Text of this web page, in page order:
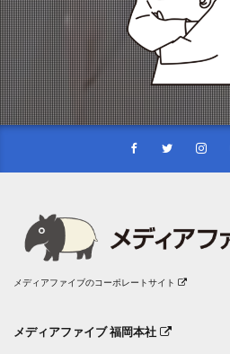
メディアファイブのコーポレートサイト
メディアファイブ 福岡本社